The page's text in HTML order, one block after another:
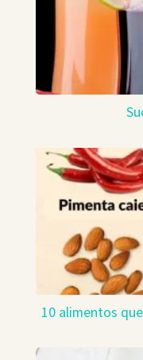
10 alimentos